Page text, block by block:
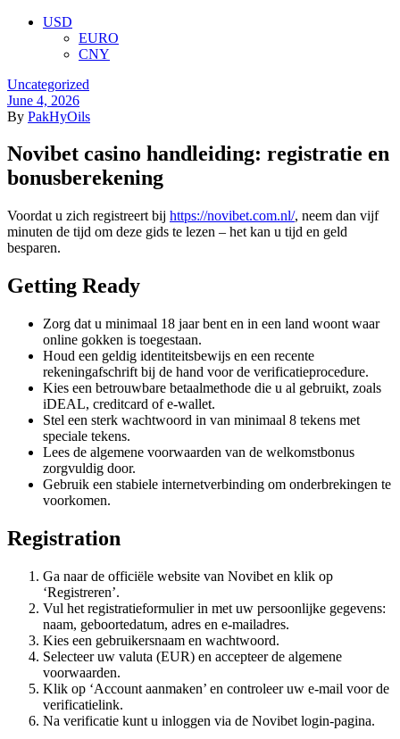
Menu
USD
EURO
CNY
Categories
Uncategorized
June 4, 2026
By PakHyOils
Novibet casino handleiding: registratie en
bonusberekening
Voordat u zich registreert bij https://novibet.com.nl/, neem dan vijf
minuten de tijd om deze gids te lezen – het kan u tijd en geld
besparen.
Getting Ready
Zorg dat u minimaal 18 jaar bent en in een land woont waar
online gokken is toegestaan.
Houd een geldig identiteitsbewijs en een recente
rekeningafschrift bij de hand voor de verificatieprocedure.
Kies een betrouwbare betaalmethode die u al gebruikt, zoals
iDEAL, creditcard of e-wallet.
Stel een sterk wachtwoord in van minimaal 8 tekens met
speciale tekens.
Lees de algemene voorwaarden van de welkomstbonus
zorgvuldig door.
Gebruik een stabiele internetverbinding om onderbrekingen te
voorkomen.
Registration
Ga naar de officiële website van Novibet en klik op
‘Registreren’.
Vul het registratieformulier in met uw persoonlijke gegevens:
naam, geboortedatum, adres en e-mailadres.
Kies een gebruikersnaam en wachtwoord.
Selecteer uw valuta (EUR) en accepteer de algemene
voorwaarden.
Klik op ‘Account aanmaken’ en controleer uw e-mail voor de
verificatielink.
Na verificatie kunt u inloggen via de Novibet login-pagina.